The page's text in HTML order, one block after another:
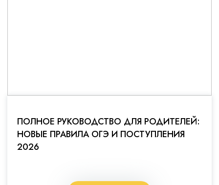
ПОЛНОЕ РУКОВОДСТВО ДЛЯ РОДИТЕЛЕЙ:
НОВЫЕ ПРАВИЛА ОГЭ И ПОСТУПЛЕНИЯ
2026